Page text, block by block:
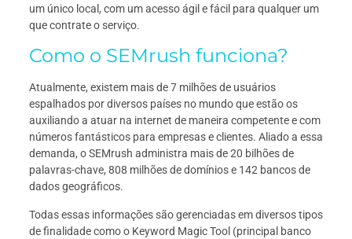
um único local, com um acesso ágil e fácil para qualquer um
que contrate o serviço.
Como o SEMrush funciona?
Atualmente, existem mais de 7 milhões de usuários
espalhados por diversos países no mundo que estão os
auxiliando a atuar na internet de maneira competente e com
números fantásticos para empresas e clientes. Aliado a essa
demanda, o SEMrush administra mais de 20 bilhões de
palavras-chave, 808 milhões de domínios e 142 bancos de
dados geográficos.
Todas essas informações são gerenciadas em diversos tipos
de finalidade como o Keyword Magic Tool (principal banco